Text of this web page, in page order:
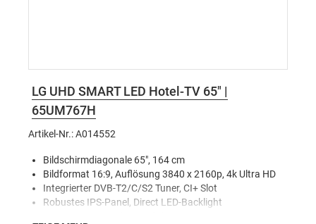
LG UHD SMART LED Hotel-TV 65" |
65UM767H
Artikel-Nr.: A014552
Bildschirmdiagonale 65", 164 cm
Bildformat 16:9, Auflösung 3840 x 2160p, 4k Ultra HD
Integrierter DVB-T2/C/S2 Tuner, CI+ Slot
Robustes IPS-Panel, Direct LED-Backlight